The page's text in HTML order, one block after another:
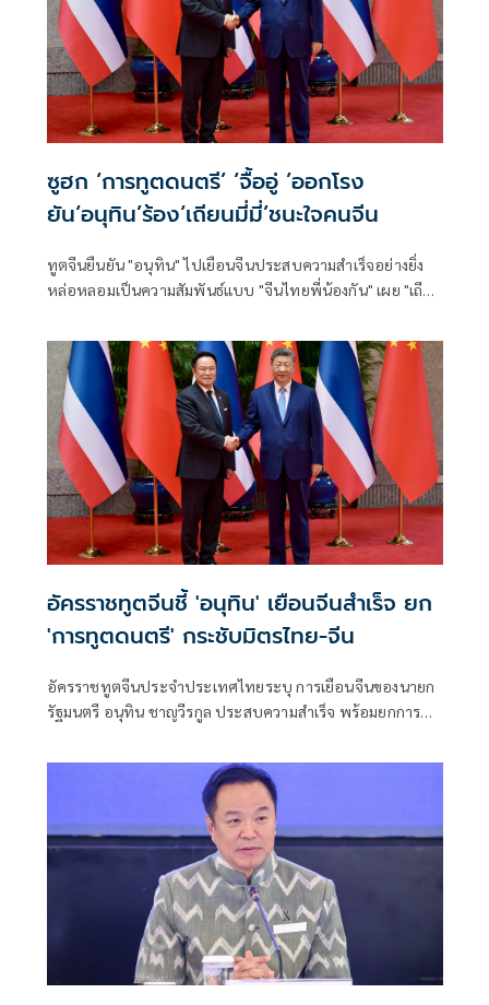
ซูฮก ‘การทูตดนตรี’ ‘จื้ออู่ ’ออกโรง
ยัน‘อนุทิน’ร้อง‘เถียนมี่มี่’ชนะใจคนจีน
ทูตจีนยืนยัน "อนุทิน" ไปเยือนจีนประสบความสำเร็จอย่างยิ่ง
หล่อหลอมเป็นความสัมพันธ์แบบ "จีนไทยพี่น้องกัน" เผย "เถีย
นายกฯ
อัครราชทูตจีนชี้ 'อนุทิน' เยือนจีนสำเร็จ ยก
'การทูตดนตรี' กระชับมิตรไทย-จีน
อัครราชทูตจีนประจำประเทศไทยระบุ การเยือนจีนของนายก
รัฐมนตรี อนุทิน ชาญวีรกูล ประสบความสำเร็จ พร้อมยกการขับ